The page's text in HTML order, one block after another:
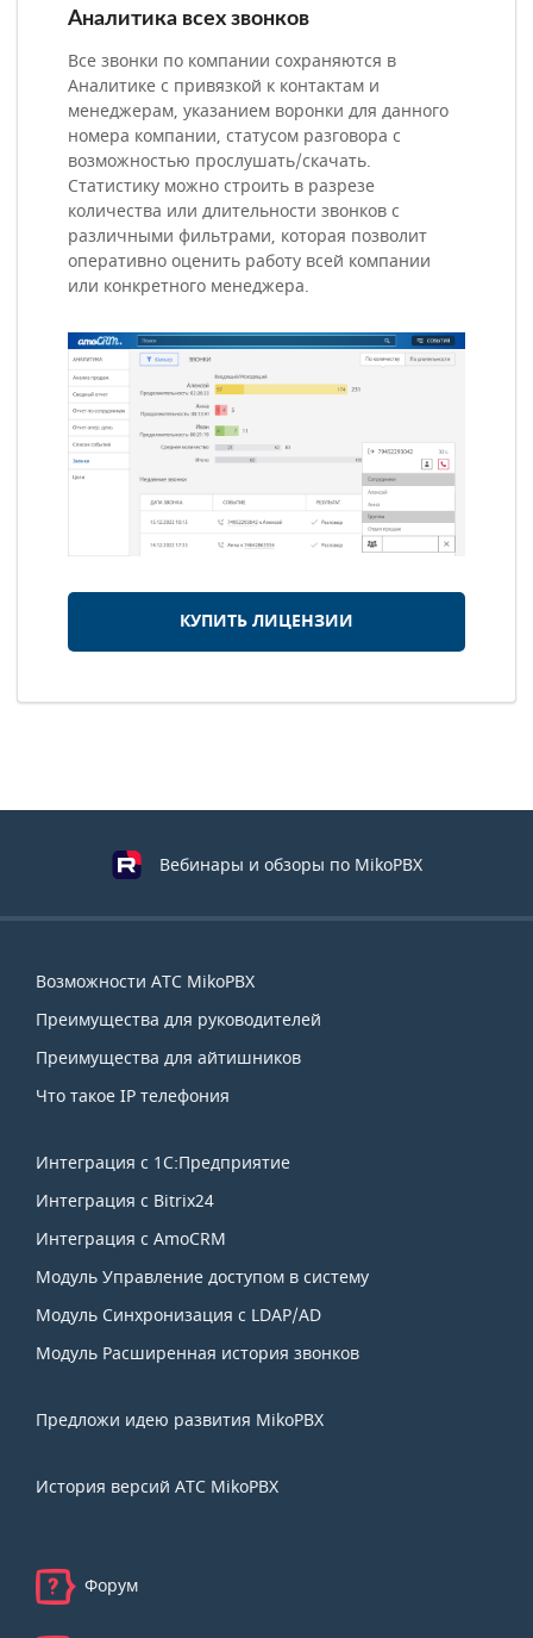
Аналитика всех звонков
Все звонки по компании сохраняются в
Аналитике с привязкой к контактам и
менеджерам, указанием воронки для данного
номера компании, статусом разговора с
возможностью прослушать/скачать.
Статистику можно строить в разрезе
количества или длительности звонков с
различными фильтрами, которая позволит
оперативно оценить работу всей компании
или конкретного менеджера.
КУПИТЬ ЛИЦЕНЗИИ
Вебинары и обзоры по MikoPBX
Навигация
по
сайту
Возможности АТС MikoPBX
Преимущества для руководителей
Преимущества для айтишников
Что такое IP телефония
Интеграция с 1С:Предприятие
Интеграция с Bitrix24
Интеграция с AmoCRM
Модуль Управление доступом в систему
Модуль Синхронизация с LDAP/AD
Модуль Расширенная история звонков
Предложи идею развития MikoPBX
История версий АТС MikoPBX
Форум